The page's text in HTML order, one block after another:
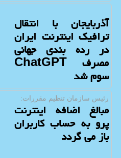
آذربایجان با انتقال
ترافیک اینترنت ایران
در رده بندی جهانی
مصرف ChatGPT
سوم شد
رئیس سازمان تنظیم مقررات:
مبالغ اضافه اینترنت
پرو به حساب کاربران
باز می گردد